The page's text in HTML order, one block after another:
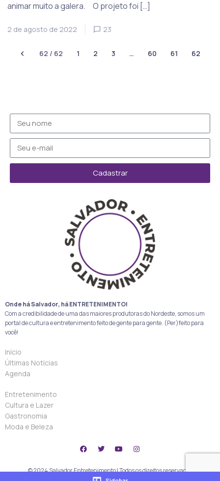
animar muito a galera. O projeto foi […]
2 de agosto de 2022 23
62 / 62 1 2 3 … 60 61 62
Cadastrar
Onde há Salvador, há ENTRETENIMENTO!
Com a credibilidade de uma das maiores produtoras do Nordeste, somos um
portal de cultura e entretenimento feito de gente para gente. (Per)feito para
você!
Início
Últimas Notícias
Agenda
Entretenimento
Cultura e Lazer
Gastronomia
Moda e Beleza
© 2024 Salvador Entretenimento | Todos os direitos reservados